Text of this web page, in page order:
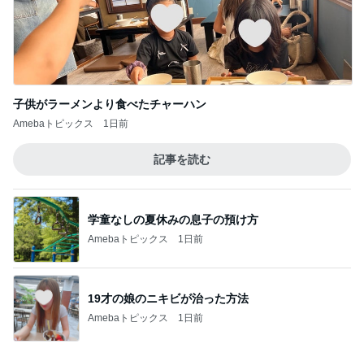
子供がラーメンより食べたチャーハン
Amebaトピックス 1日前
記事を読む
学童なしの夏休みの息子の預け方
Amebaトピックス 1日前
19才の娘のニキビが治った方法
Amebaトピックス 1日前